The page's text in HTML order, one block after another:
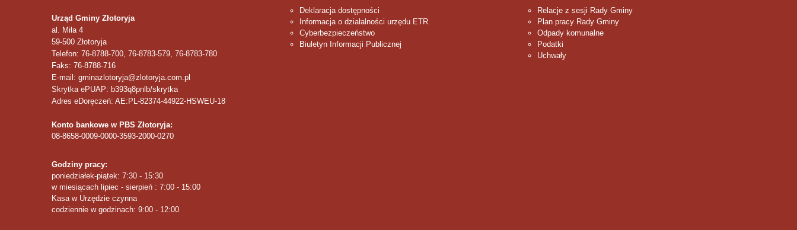
Urząd Gminy Złotoryja
al. Miła 4
59-500 Złotoryja
Telefon: 76-8788-700, 76-8783-579, 76-8783-780
Faks: 76-8788-716
E-mail: gminazlotoryja@zlotoryja.com.pl
Skrytka ePUAP: b393q8pnlb/skrytka
Adres eDoręczeń: AE:PL-82374-44922-HSWEU-18
Konto bankowe w PBS Złotoryja:
08-8658-0009-0000-3593-2000-0270
Godziny pracy:
poniedziałek-piątek: 7:30 - 15:30
w miesiącach lipiec - sierpień : 7:00 - 15:00
Kasa w Urzędzie czynna
codziennie w godzinach: 9:00 - 12:00
Deklaracja dostępności
Informacja o działalności urzędu ETR
Cyberbezpieczeństwo
Biuletyn Informacji Publicznej
Relacje z sesji Rady Gminy
Plan pracy Rady Gminy
Odpady komunalne
Podatki
Uchwały